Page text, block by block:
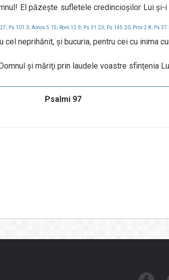
El păzeşte sufletele credincioşilor Lui şi-
Ps 101.3; Amos 5.15; Rom 12.9; Ps 31.23; Ps 145.20; Prov 2.8; Ps
cel neprihănit, şi bucuria, pentru cei cu inima
şi măriţi prin laudele voastre sfinţenia
Psalmi 97